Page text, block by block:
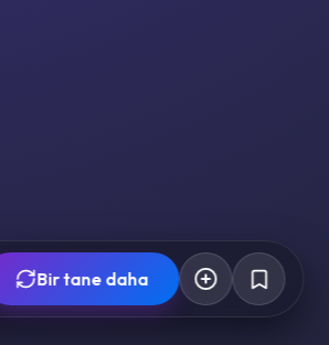
Bir tane daha